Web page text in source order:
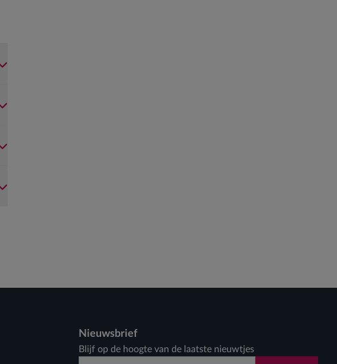
Nieuwsbrief
Blijf op de hoogte van de laatste nieuwtjes